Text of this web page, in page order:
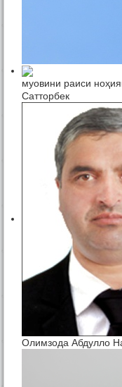
муовини раиси
Сатторбек
Олимзода Абдулло